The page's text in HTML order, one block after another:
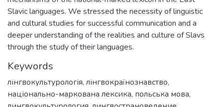
Slavic languages. We stressed the necessity of linguistic
and cultural studies for successful communication and a
deeper understanding of the realities and culture of Slavs
through the study of their languages.
Keywords
лінгвокультурологія, лінгвокраїнознавство,
національно-маркована лексика, польська мова,